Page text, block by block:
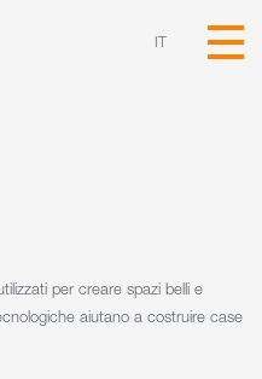
IT
per creare spazi belli e
aiutano a costruire case